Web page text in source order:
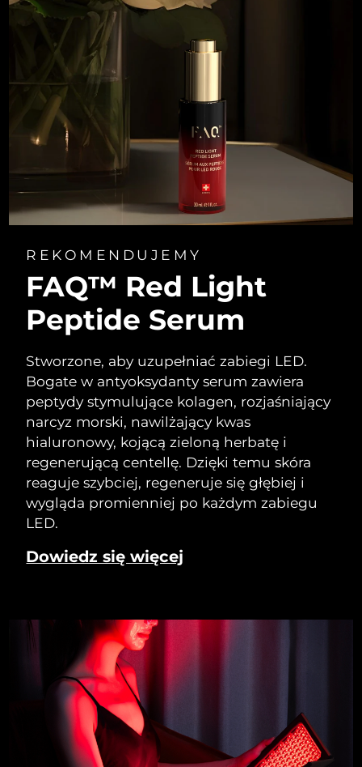
REKOMENDUJEMY
FAQ™ Red Light
Peptide Serum
Stworzone, aby uzupełniać zabiegi LED.
Bogate w antyoksydanty serum zawiera
peptydy stymulujące kolagen, rozjaśniający
narcyz morski, nawilżający kwas
hialuronowy, kojącą zieloną herbatę i
regenerującą centellę. Dzięki temu skóra
reaguje szybciej, regeneruje się głębiej i
wygląda promienniej po każdym zabiegu
LED.
Dowiedz się więcej